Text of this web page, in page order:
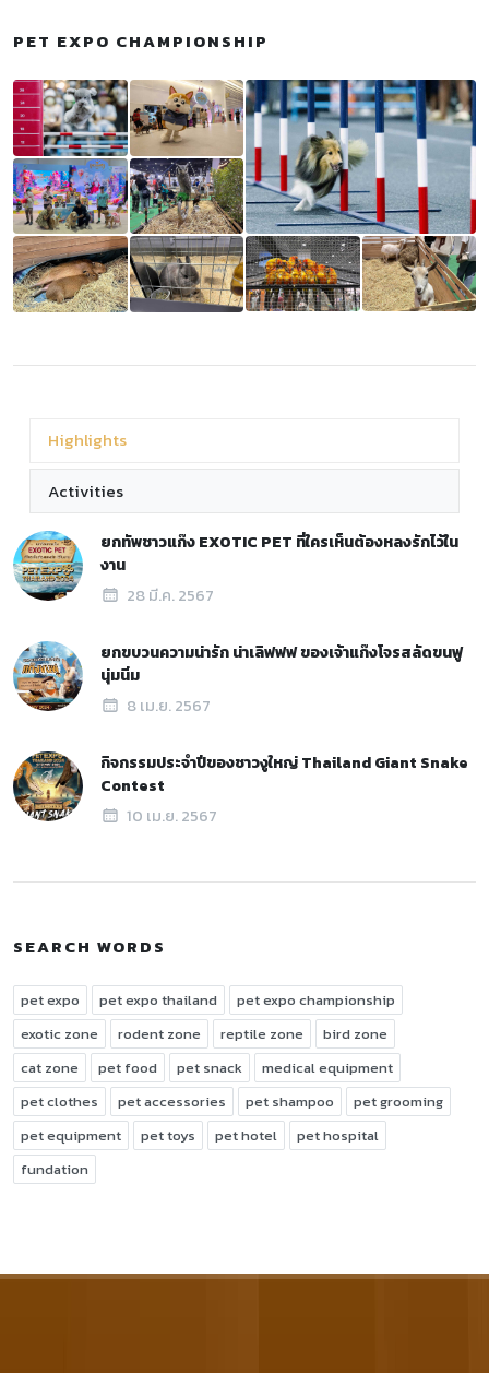
PET EXPO CHAMPIONSHIP
Highlights
Activities
ยกทัพชาวแก๊ง EXOTIC PET ที่ใครเห็นต้องหลงรักไว้ใน
งาน
28 มี.ค. 2567
ยกขบวนความน่ารัก น่าเลิฟฟฟ ของเจ้าแก๊งโจรสลัดขนฟู
นุ่มนิ่ม
8 เม.ย. 2567
กิจกรรมประจำปีของชาวงูใหญ่ Thailand Giant Snake
Contest
10 เม.ย. 2567
SEARCH WORDS
pet expo pet expo thailand
pet expo championship
exotic zone
rodent zone reptile zone
bird zone
cat zone
pet food pet snack
medical equipment
pet clothes
pet accessories pet shampoo
pet grooming
pet equipment
pet toys pet hotel
pet hospital
fundation